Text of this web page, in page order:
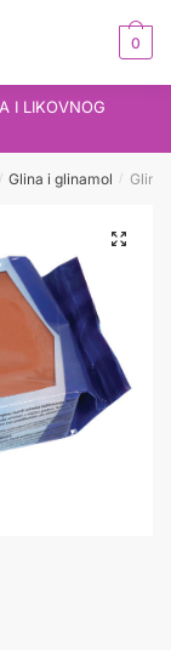
0
I LIKOVNOG
/ Glina i glinamol /